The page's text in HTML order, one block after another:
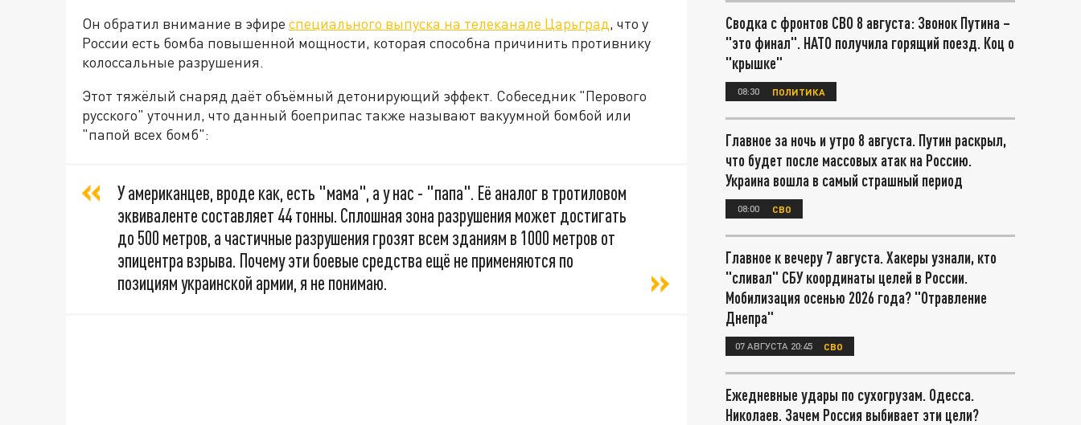
Он обратил внимание в эфире специального выпуска на телеканале Царьград, что у
России есть бомба повышенной мощности, которая способна причинить противнику
колоссальные разрушения.
Этот тяжёлый снаряд даёт объёмный детонирующий эффект. Собеседник "Перового
русского" уточнил, что данный боеприпас также называют вакуумной бомбой или
"папой всех бомб":
У американцев, вроде как, есть "мама", а у нас - "папа". Её аналог в тротиловом
эквиваленте составляет 44 тонны. Сплошная зона разрушения может достигать
до 500 метров, а частичные разрушения грозят всем зданиям в 1000 метров от
эпицентра взрыва. Почему эти боевые средства ещё не применяются по
позициям украинской армии, я не понимаю.
Сводка с фронтов СВО 8 августа: Звонок Путина –
"это финал". НАТО получила горящий поезд. Коц о
"крышке"
08:30 ПОЛИТИКА
Главное за ночь и утро 8 августа. Путин раскрыл,
что будет после массовых атак на Россию.
Украина вошла в самый страшный период
08:00 СВО
Главное к вечеру 7 августа. Хакеры узнали, кто
"сливал" СБУ координаты целей в России.
Мобилизация осенью 2026 года? "Отравление
Днепра"
07 АВГУСТА 20:45 СВО
Ежедневные удары по сухогрузам. Одесса.
Николаев. Зачем Россия выбивает эти цели?